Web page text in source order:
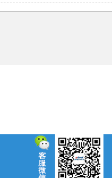

立即咨询